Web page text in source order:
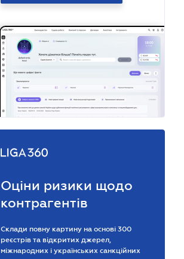
Оціни ризики щодо
контрагентів
Склади повну картину на основі 300
реєстрів та відкритих джерел,
міжнародних і українських санкційних